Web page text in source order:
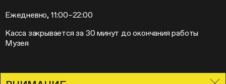
Ежедневно, 11:00–22:00
Касса закрывается за 30 минут до окончания работы
Музея